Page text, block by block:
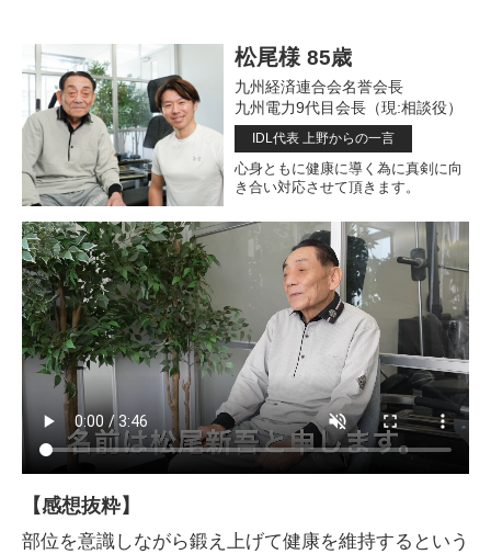
松尾様 85歳
九州経済連合会名誉会長
九州電力9代目会長（現:相談役）
IDL代表 上野からの一言
心身ともに健康に導く為に真剣に向
き合い対応させて頂きます。
【感想抜粋】
部位を意識しながら鍛え上げて健康を維持するという